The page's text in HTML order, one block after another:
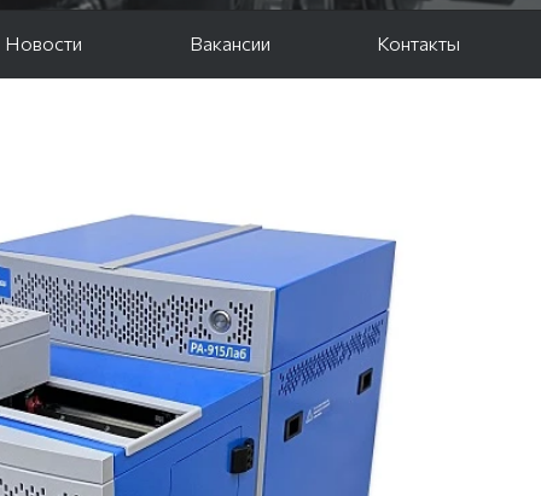
Новости Вакансии Контакты